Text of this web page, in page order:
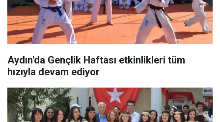
Aydın'da Gençlik Haftası etkinlikleri tüm
hızıyla devam ediyor